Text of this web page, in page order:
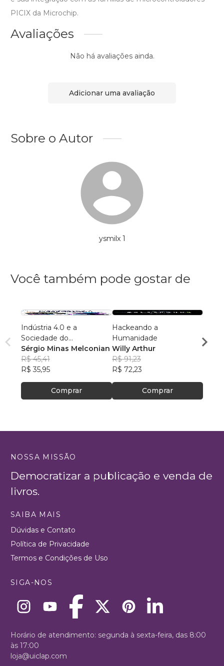
PICIX da Microchip.
Avaliações
Não há avaliações ainda.
Adicionar uma avaliação
Sobre o Autor
ysmilx 1
Você também pode gostar de
Indústria 4.0 e a
Sociedade do
Conhecimento
Sérgio Minas Melconian
R$ 45,41
R$ 35,95
Comprar
Hackeando a
Humanidade
Willy Arthur
R$ 91,23
R$ 72,23
Comprar
do
NOSSA MISSÃO
Democratizar a publicação e venda de
livros.
SAIBA MAIS
Dúvidas e Contato
Política de Privacidade
Termos e Condições de Uso
SIGA-NOS
Horário de atendimento: segunda à sexta-feira, das 8:00
às 17:00
loja@uiclap.com